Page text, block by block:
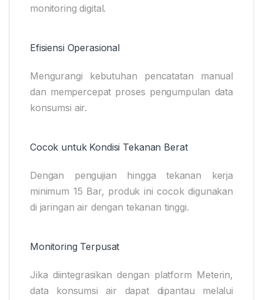
monitoring digital.
Efisiensi Operasional
Mengurangi kebutuhan pencatatan manual
dan mempercepat proses pengumpulan data
konsumsi air.
Cocok untuk Kondisi Tekanan Berat
Dengan pengujian hingga tekanan kerja
minimum 15 Bar, produk ini cocok digunakan
di jaringan air dengan tekanan tinggi.
Monitoring Terpusat
Jika diintegrasikan dengan platform Meterin,
data konsumsi air dapat dipantau melalui